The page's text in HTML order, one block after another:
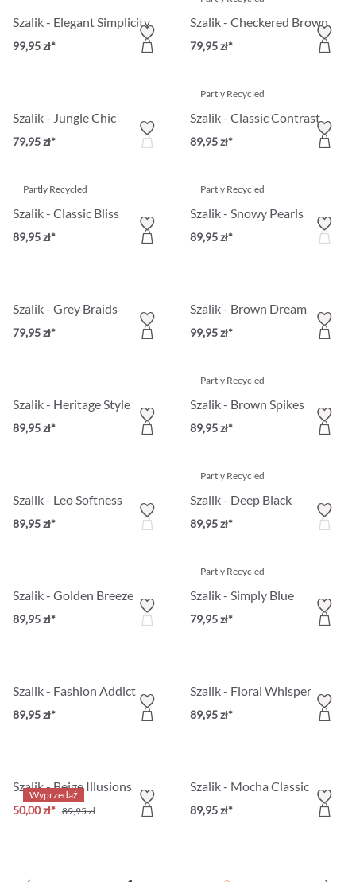
Szalik - Elegant Simplicity
99,95 zł*
Szalik - Checkered Brown
79,95 zł*
Szalik - Jungle Chic
79,95 zł*
Partly Recycled
Szalik - Classic Contrast
89,95 zł*
Partly Recycled
Szalik - Classic Bliss
89,95 zł*
Partly Recycled
Szalik - Snowy Pearls
89,95 zł*
Szalik - Grey Braids
79,95 zł*
Szalik - Brown Dream
99,95 zł*
Szalik - Heritage Style
89,95 zł*
Partly Recycled
Szalik - Brown Spikes
89,95 zł*
Szalik - Leo Softness
89,95 zł*
Partly Recycled
Szalik - Deep Black
89,95 zł*
Szalik - Golden Breeze
89,95 zł*
Partly Recycled
Szalik - Simply Blue
79,95 zł*
Szalik - Fashion Addict
89,95 zł*
Szalik - Floral Whisper
89,95 zł*
Wyprzedaż
Szalik - Beige Illusions
50,00 zł* 89,95 zł
Szalik - Mocha Classic
89,95 zł*